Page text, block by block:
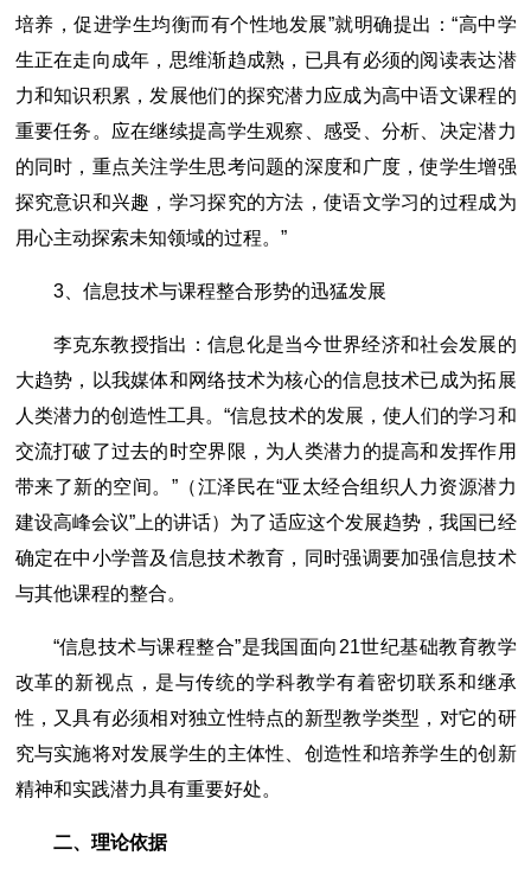
培养，促进学生均衡而有个性地发展”就明确提出：“高中学
生正在走向成年，思维渐趋成熟，已具有必须的阅读表达潜
力和知识积累，发展他们的探究潜力应成为高中语文课程的
重要任务。应在继续提高学生观察、感受、分析、决定潜力
的同时，重点关注学生思考问题的深度和广度，使学生增强
探究意识和兴趣，学习探究的方法，使语文学习的过程成为
用心主动探索未知领域的过程。”
3、信息技术与课程整合形势的迅猛发展
李克东教授指出：信息化是当今世界经济和社会发展的
大趋势，以我媒体和网络技术为核心的信息技术已成为拓展
人类潜力的创造性工具。“信息技术的发展，使人们的学习和
交流打破了过去的时空界限，为人类潜力的提高和发挥作用
带来了新的空间。”（江泽民在“亚太经合组织人力资源潜力
建设高峰会议”上的讲话）为了适应这个发展趋势，我国已经
确定在中小学普及信息技术教育，同时强调要加强信息技术
与其他课程的整合。
“信息技术与课程整合”是我国面向21世纪基础教育教学
改革的新视点，是与传统的学科教学有着密切联系和继承
性，又具有必须相对独立性特点的新型教学类型，对它的研
究与实施将对发展学生的主体性、创造性和培养学生的创新
精神和实践潜力具有重要好处。
二、理论依据